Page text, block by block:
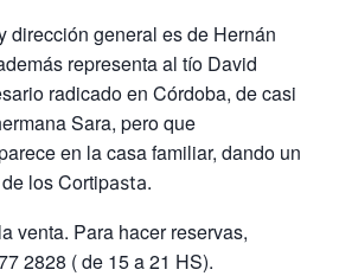
dirección general es de Hernán
representa al tío David
radicado en Córdoba, de casi
Sara, pero que
en la casa familiar, dando un
los Cortipasta.
venta. Para hacer reservas,
2828 ( de 15 a 21 HS).